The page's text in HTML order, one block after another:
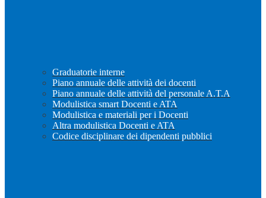
Graduatorie interne
Piano annuale delle attività dei docenti
Piano annuale delle attività del personale A.T.A
Modulistica smart Docenti e ATA
Modulistica e materiali per i Docenti
Altra modulistica Docenti e ATA
Codice disciplinare dei dipendenti pubblici